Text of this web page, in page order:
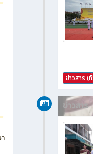
ข่าวสาร
ข่าวสาร (
ข่าวสาร